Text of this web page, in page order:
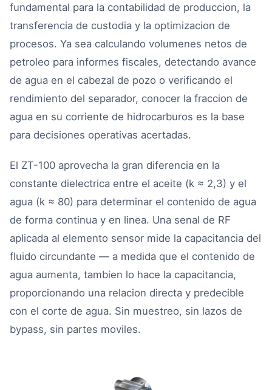
fundamental para la contabilidad de produccion, la
transferencia de custodia y la optimizacion de
procesos. Ya sea calculando volumenes netos de
petroleo para informes fiscales, detectando avance
de agua en el cabezal de pozo o verificando el
rendimiento del separador, conocer la fraccion de
agua en su corriente de hidrocarburos es la base
para decisiones operativas acertadas.
El ZT-100 aprovecha la gran diferencia en la
constante dielectrica entre el aceite (k ≈ 2,3) y el
agua (k ≈ 80) para determinar el contenido de agua
de forma continua y en linea. Una senal de RF
aplicada al elemento sensor mide la capacitancia del
fluido circundante — a medida que el contenido de
agua aumenta, tambien lo hace la capacitancia,
proporcionando una relacion directa y predecible
con el corte de agua. Sin muestreo, sin lazos de
bypass, sin partes moviles.